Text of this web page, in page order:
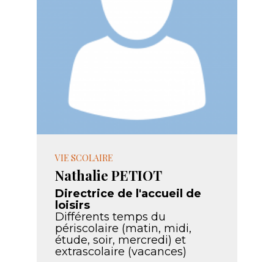
VIE SCOLAIRE
Nathalie PETIOT
Directrice de l'accueil de
loisirs
Différents temps du
périscolaire (matin, midi,
étude, soir, mercredi) et
extrascolaire (vacances)